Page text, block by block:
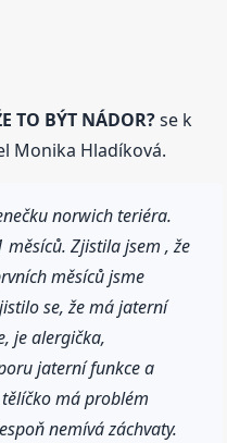
TO BÝT NÁDOR?se k
Monika Hladíková.
norwich teriéra.
Zjistila jsem , že
měsíců jsme
se, že má jaterní
je alergička,
jaterní funkce a
má problém
nemívá záchvaty.